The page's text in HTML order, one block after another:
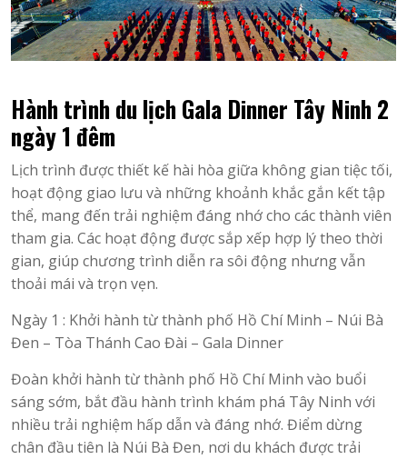
Hành trình du lịch Gala Dinner Tây Ninh 2
ngày 1 đêm
Lịch trình được thiết kế hài hòa giữa không gian tiệc tối,
hoạt động giao lưu và những khoảnh khắc gắn kết tập
thể, mang đến trải nghiệm đáng nhớ cho các thành viên
tham gia. Các hoạt động được sắp xếp hợp lý theo thời
gian, giúp chương trình diễn ra sôi động nhưng vẫn
thoải mái và trọn vẹn.
Ngày 1 : Khởi hành từ thành phố Hồ Chí Minh – Núi Bà
Đen – Tòa Thánh Cao Đài – Gala Dinner
Đoàn khởi hành từ thành phố Hồ Chí Minh vào buổi
sáng sớm, bắt đầu hành trình khám phá Tây Ninh với
nhiều trải nghiệm hấp dẫn và đáng nhớ. Điểm dừng
chân đầu tiên là Núi Bà Đen, nơi du khách được trải